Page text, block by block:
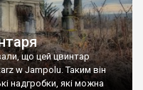
що цей цвинтар
w Jampolu. Таким він
надгробки, які можна